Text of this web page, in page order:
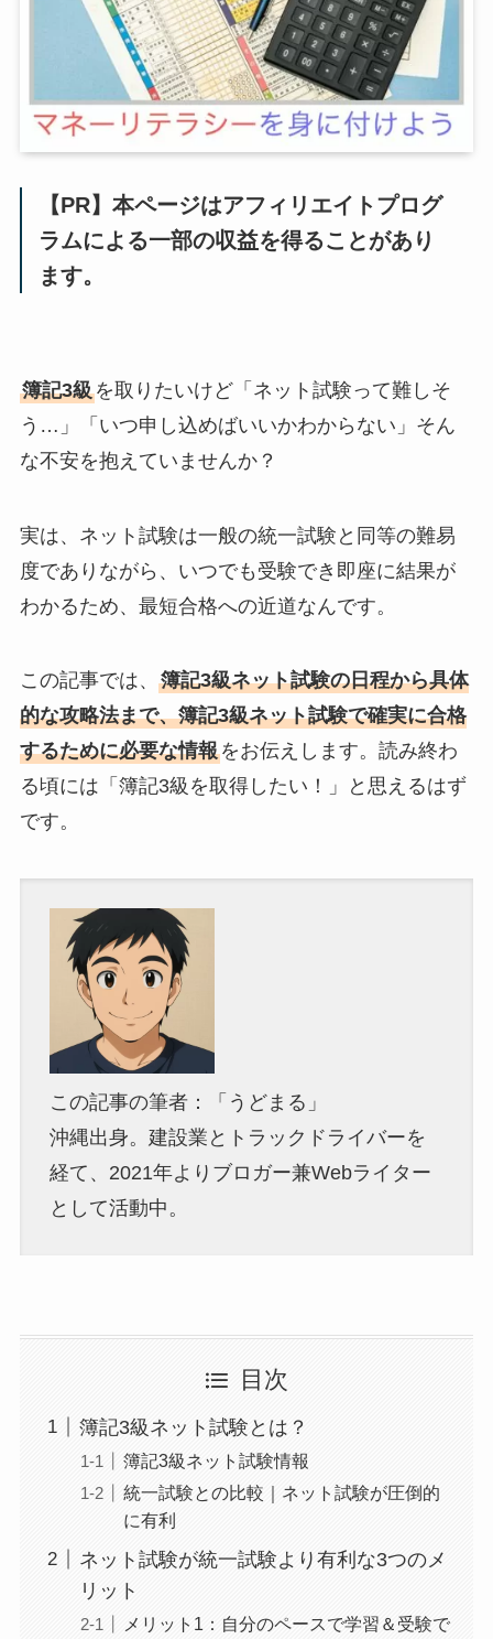
【PR】本ページはアフィリエイトプログ
ラムによる一部の収益を得ることがあり
ます。
簿記3級を取りたいけど「ネット試験って難しそ
う…」「いつ申し込めばいいかわからない」そん
な不安を抱えていませんか？
実は、ネット試験は一般の統一試験と同等の難易
度でありながら、いつでも受験でき即座に結果が
わかるため、最短合格への近道なんです。
この記事では、 簿記3級ネット試験の日程から具体
的な攻略法まで、簿記3級ネット試験で確実に合格
するために必要な情報をお伝えします。読み終わ
る頃には「簿記3級を取得したい！」と思えるはず
です。
この記事の筆者：「うどまる」
沖縄出身。建設業とトラックドライバーを
経て、2021年よりブロガー兼Webライター
として活動中。
目次
簿記3級ネット試験とは？
簿記3級ネット試験情報
統一試験との比較｜ネット試験が圧倒的
に有利
ネット試験が統一試験より有利な3つのメ
リット
メリット1：自分のペースで学習＆受験で